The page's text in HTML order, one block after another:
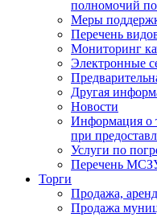
полномочий по
Меры
Перечень
Мониторинг
Электронные
Другая
Новости
Информация о
при
Услуги по
Перечень
Торги
Продажа,
Продажа